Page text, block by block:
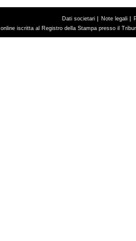
Dati societari Note legali
iscritta al Registro della Stampa presso il